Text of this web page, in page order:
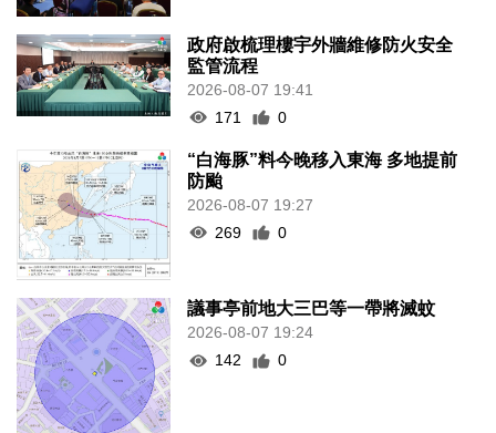
政府啟梳理樓宇外牆維修防火安全
監管流程
2026-08-07 19:41
171
0
“白海豚”料今晚移入東海 多地提前
防颱
2026-08-07 19:27
269
0
議事亭前地大三巴等一帶將滅蚊
2026-08-07 19:24
142
0